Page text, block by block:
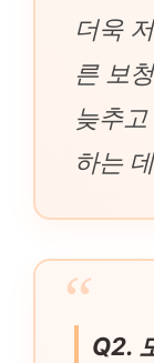
더욱
른 보
늦추
하는
Q2.